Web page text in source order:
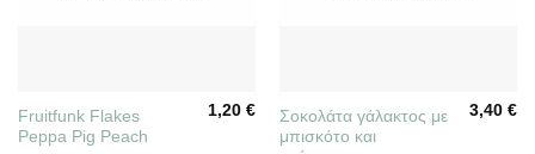
Fruitfunk Flakes
Peppa Pig Peach
1,20€
Σοκολάτα γάλακτος με
μπισκότο και
3,40€